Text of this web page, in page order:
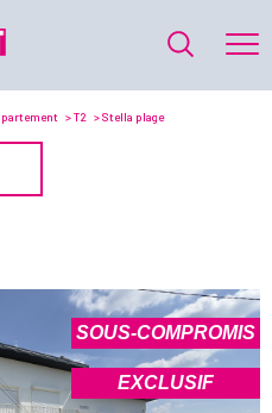
T2 Stella plage
SOUS-COMPROMIS
EXCLUSIF